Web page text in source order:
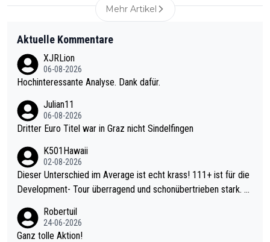
Mehr Artikel
Aktuelle Kommentare
XJRLion
06-08-2026
Hochinteressante Analyse. Dank dafür.
Julian11
06-08-2026
Dritter Euro Titel war in Graz nicht Sindelfingen
K501Hawaii
02-08-2026
Dieser Unterschied im Average ist echt krass! 111+ ist für die
Development- Tour überragend und schonübertrieben stark. U
mal 40+ erst recht. Da gewinnst keinen Blumentopf - ist ja noc
h krasser wie ein Pokalspiel eines Kreisligisten vs einem Bund
Robertuil
24-06-2026
Ganz tolle Aktion!